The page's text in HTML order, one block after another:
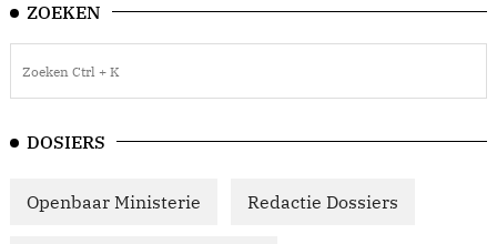
ZOEKEN
DOSIERS
Openbaar Ministerie Redactie Dossiers